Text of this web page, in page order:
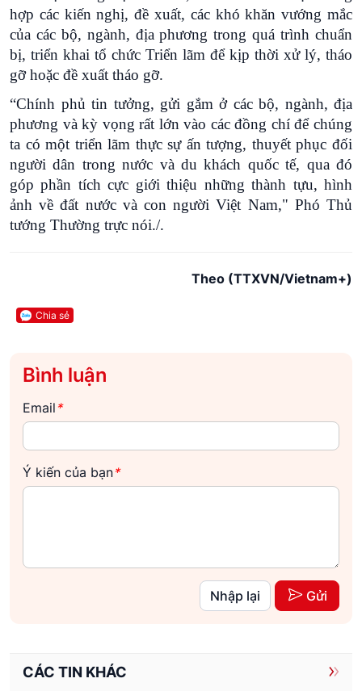
hợp các kiến nghị, đề xuất, các khó khăn vướng mắc
của các bộ, ngành, địa phương trong quá trình chuẩn
bị, triển khai tổ chức Triển lãm để kịp thời xử lý, tháo
gỡ hoặc đề xuất tháo gỡ.
“Chính phủ tin tưởng, gửi gắm ở các bộ, ngành, địa
phương và kỳ vọng rất lớn vào các đồng chí để chúng
ta có một triển lãm thực sự ấn tượng, thuyết phục đối
người dân trong nước và du khách quốc tế, qua đó
góp phần tích cực giới thiệu những thành tựu, hình
ảnh về đất nước và con người Việt Nam," Phó Thủ
tướng Thường trực nói./.
Theo (TTXVN/Vietnam+)
Chia sẻ
Bình luận
Email *
Ý kiến của bạn*
Nhập lại Gửi
CÁC TIN KHÁC